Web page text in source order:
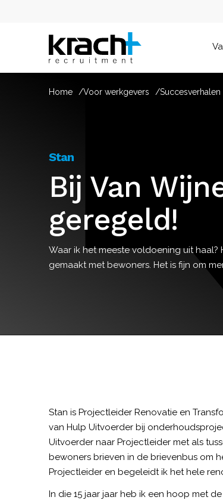
Home Voor werkgevers Succesverhalen
Stan
Bij Van
geregeld!
Waar ik het meeste voldoening uit
gemaakt met bewoners. Het is fijn om
Stan is Projectleider Renovatie en
van Hulp Uitvoerder bij
Uitvoerder naar Projectleider met als
bewoners brieven in de brievenbus om
Projectleider en begeleidt ik het hele
In die 15 jaar jaar heb ik een hoop met